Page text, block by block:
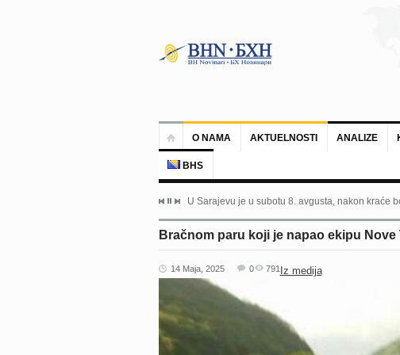
O NAMA AKTUELNOSTI ANALIZE
BHS
U Sarajevu je u subotu 8. avgusta, nakon kraće
Bračnom paru koji je napao ekipu
14 Maja, 2025 Iz medija
0 791